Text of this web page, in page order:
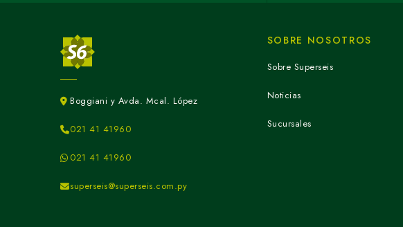
Boggiani y Avda. Mcal. López
021 41 41960
021 41 41960
superseis@superseis.com.py
SOBRE NOSOTROS
Sobre Superseis
Noticias
Sucursales